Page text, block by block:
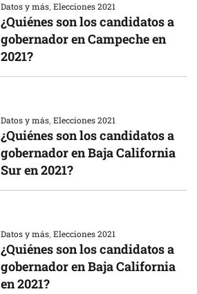
Datos y más,Elecciones 2021
¿Quiénes son los candidatos a
gobernador en Campeche en
2021?
Datos y más,Elecciones 2021
¿Quiénes son los candidatos a
gobernador en Baja California
Sur en 2021?
Datos y más,Elecciones 2021
¿Quiénes son los candidatos a
gobernador en Baja California
en 2021?